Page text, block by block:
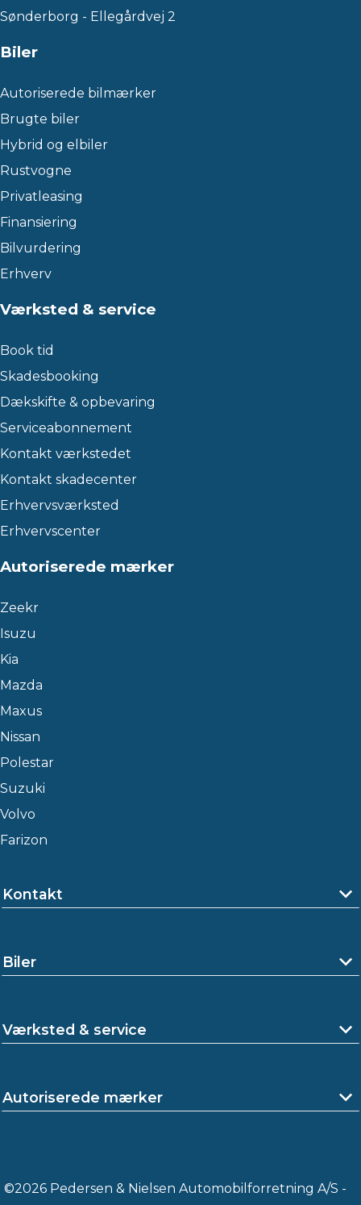
Sønderborg - Ellegårdvej 2
Biler
Autoriserede bilmærker
Brugte biler
Hybrid og elbiler
Rustvogne
Privatleasing
Finansiering
Bilvurdering
Erhverv
Værksted & service
Book tid
Skadesbooking
Dækskifte & opbevaring
Serviceabonnement
Kontakt værkstedet
Kontakt skadecenter
Erhvervsværksted
Erhvervscenter
Autoriserede mærker
Zeekr
Isuzu
Kia
Mazda
Maxus
Nissan
Polestar
Suzuki
Volvo
Farizon
Kontakt
Biler
Værksted & service
Autoriserede mærker
©2026 Pedersen & Nielsen Automobilforretning A/S -